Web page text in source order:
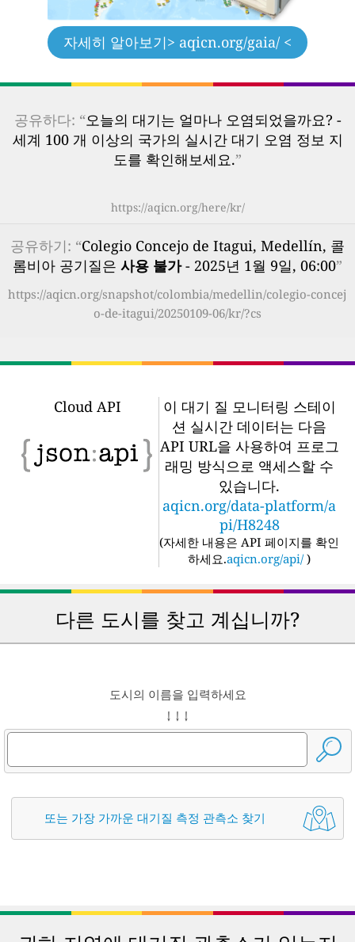
자세히 알아보기> aqicn.org/gaia/ <
공유하다: “오늘의 대기는 얼마나 오염되었을까요? -
세계 100 개 이상의 국가의 실시간 대기 오염 정보 지
도를 확인해보세요.”
https://aqicn.org/here/kr/
공유하기: “Colegio Concejo de Itagui, Medellín, 콜
롬비아 공기질은 사용 불가- 2025년 1월 9일, 06:00”
https://aqicn.org/snapshot/colombia/medellin/colegio-concej
o-de-itagui/20250109-06/kr/?cs
Cloud API
이 대기 질 모니터링 스테이
션 실시간 데이터는 다음
API URL을 사용하여 프로그
래밍 방식으로 액세스할 수
있습니다.
aqicn.org/data-platform/a
pi/H8248
(자세한 내용은 API 페이지를 확인
하세요.aqicn.org/api/ )
다른 도시를 찾고 계십니까?
도시의 이름을 입력하세요
↓ ↓ ↓
또는 가장 가까운 대기질 측정 관측소 찾기